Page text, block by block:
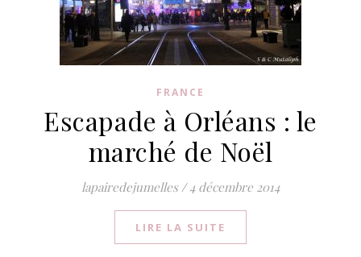
FRANCE
Escapade à Orléans : le
marché de Noël
lapairedejumelles / 4 décembre 2014
LIRE LA SUITE